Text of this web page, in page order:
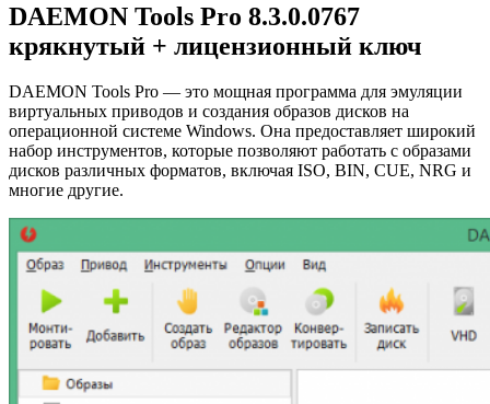
DAEMON Tools Pro 8.3.0.0767
крякнутый + лицензионный ключ
DAEMON Tools Pro — это мощная программа для эмуляции
виртуальных приводов и создания образов дисков на
операционной системе Windows. Она предоставляет широкий
набор инструментов, которые позволяют работать с образами
дисков различных форматов, включая ISO, BIN, CUE, NRG и
многие другие.